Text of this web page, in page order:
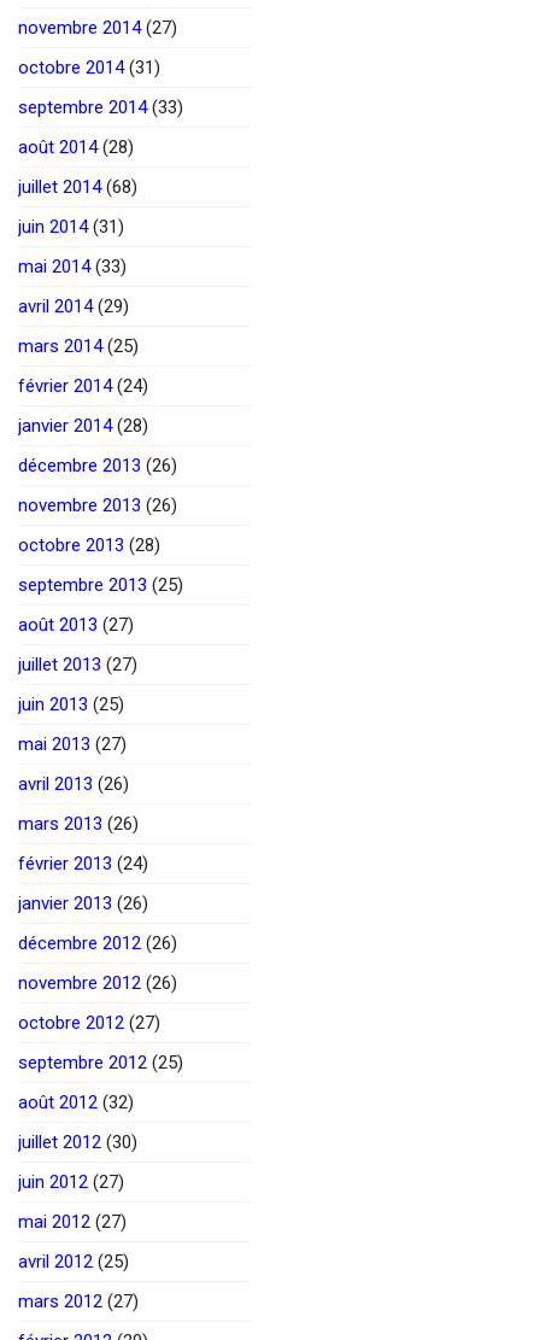
novembre 2014(27)
octobre 2014(31)
septembre 2014(33)
août 2014(28)
juillet 2014(68)
juin 2014(31)
mai 2014(33)
avril 2014(29)
mars 2014(25)
février 2014(24)
janvier 2014(28)
décembre 2013 (26)
novembre 2013 (26)
octobre 2013 (28)
septembre 2013 (25)
août 2013 (27)
juillet 2013 (27)
juin 2013 (25)
mai 2013 (27)
avril 2013 (26)
mars 2013 (26)
février 2013 (24)
janvier 2013 (26)
décembre 2012 (26)
novembre 2012 (26)
octobre 2012 (27)
septembre 2012 (25)
août 2012 (32)
juillet 2012 (30)
juin 2012 (27)
mai 2012 (27)
avril 2012 (25)
mars 2012 (27)